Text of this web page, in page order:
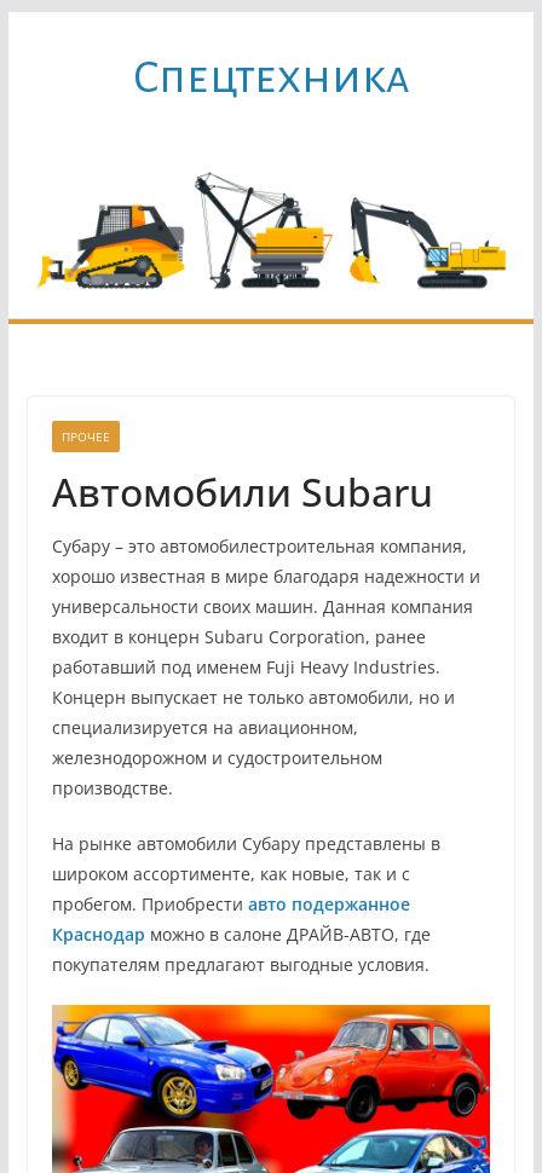
содержимомуCпецтехника
ПРОЧЕЕ
Автомобили Subaru
Субару – это автомобилестроительная компания,
хорошо известная в мире благодаря надежности и
универсальности своих машин. Данная компания
входит в концерн Subaru Corporation, ранее
работавший под именем Fuji Heavy Industries.
Концерн выпускает не только автомобили, но и
специализируется на авиационном,
железнодорожном и судостроительном
производстве.
На рынке автомобили Субару представлены в
широком ассортименте, как новые, так и с
пробегом. Приобрести авто подержанное
Краснодар можно в салоне ДРАЙВ-АВТО, где
покупателям предлагают выгодные условия.